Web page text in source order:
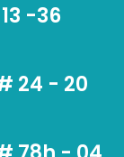
-36
24 - 20